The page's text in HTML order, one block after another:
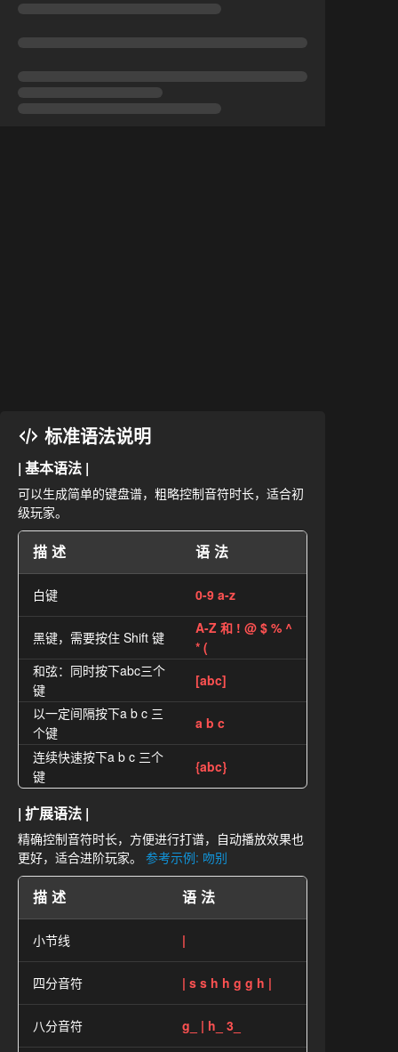
标准语法说明
| 基本语法 |
可以生成简单的键盘谱，粗略控制音符时长，适合初
级玩家。
描述 语法
白键 0-9 a-z
黑键，需要按住 Shift 键
A-Z 和 ! @ $ % ^
* (
和弦：同时按下abc三个
键
[abc]
以一定间隔按下a b c 三
个键
a b c
连续快速按下a b c 三个
键
{abc}
| 扩展语法 |
精确控制音符时长，方便进行打谱，自动播放效果也
更好，适合进阶玩家。参考示例: 吻别
描述 语法
小节线 |
四分音符 | s s h h g g h |
八分音符 g_ | h_ 3_